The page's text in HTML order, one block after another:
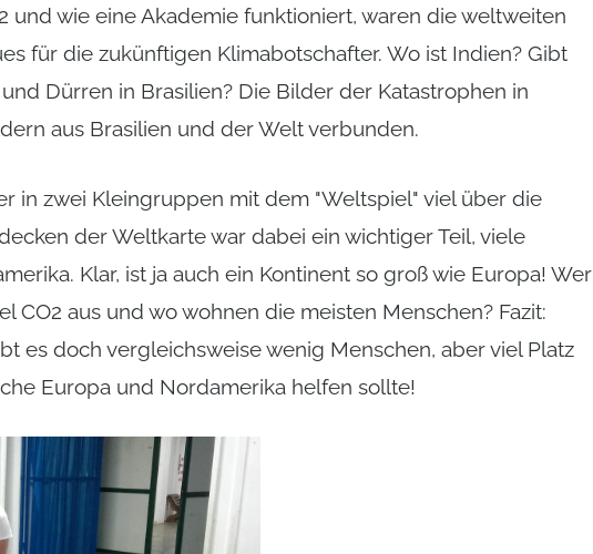
und wie eine Akademie funktioniert, waren die weltweiten
für die zukünftigen Klimabotschafter. Wo ist Indien? Gibt
Dürren in Brasilien? Die Bilder der Katastrophen in
aus Brasilien und der Welt verbunden.
in zwei Kleingruppen mit dem "Weltspiel" viel über die
der Weltkarte war dabei ein wichtiger Teil, viele
Klar, ist ja auch ein Kontinent so groß wie Europa! Wer
CO2 aus und wo wohnen die meisten Menschen? Fazit:
es doch vergleichsweise wenig Menschen, aber viel Platz
Europa und Nordamerika helfen sollte!